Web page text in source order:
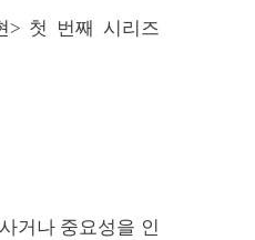
> 첫 번째 시리즈
거나 중요성을 인